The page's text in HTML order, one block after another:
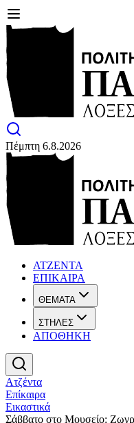
Πέμπτη 6.8.2026
ΑΤΖΕΝΤΑ
ΕΠΙΚΑΙΡΑ
ΘΕΜΑΤΑ
ΣΤΗΛΕΣ
ΑΠΟΘΗΚΗ
Ατζέντα
Επίκαιρα
Εικαστικά
Σάββατο στο Μουσείο: